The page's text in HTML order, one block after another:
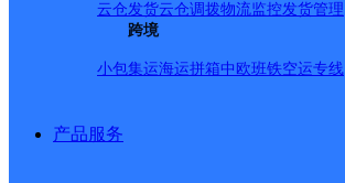
云仓发货云仓调拨物流监控发货管理
跨境
小包集运海运拼箱中欧班铁空运专线
产品服务